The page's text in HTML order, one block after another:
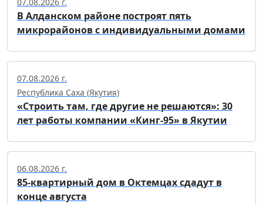
07.08.2026 г.
В Алданском районе построят пять
микрорайонов с индивидуальными домами
07.08.2026 г.
Республика Саха (Якутия)
«Строить там, где другие не решаются»: 30
лет работы компании «Кинг-95» в Якутии
06.08.2026 г.
85-квартирный дом в Октемцах сдадут в
конце августа